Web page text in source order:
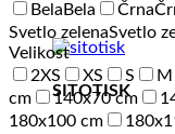
SITOTISK
Bela Bela Črna
Svetlo zelenaSvetlo
Velikost
2XS
XS S M
cm
140x70 cm
180x100 cm